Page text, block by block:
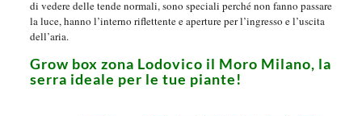
di vedere delle tende normali, sono speciali perché non fanno passare
la luce, hanno l’interno riflettente e aperture per l’ingresso e l’uscita
dell’aria.
Grow box zona Lodovico il Moro Milano, la
serra ideale per le tue piante!